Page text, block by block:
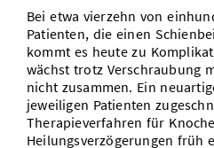
Bei etwa vierzehn von
Patienten, die einen
kommt es heute zu
wächst trotz Verschraubung
nicht zusammen. Ein
jeweiligen Patienten
Therapieverfahren für
Heilungsverzögerungen früh